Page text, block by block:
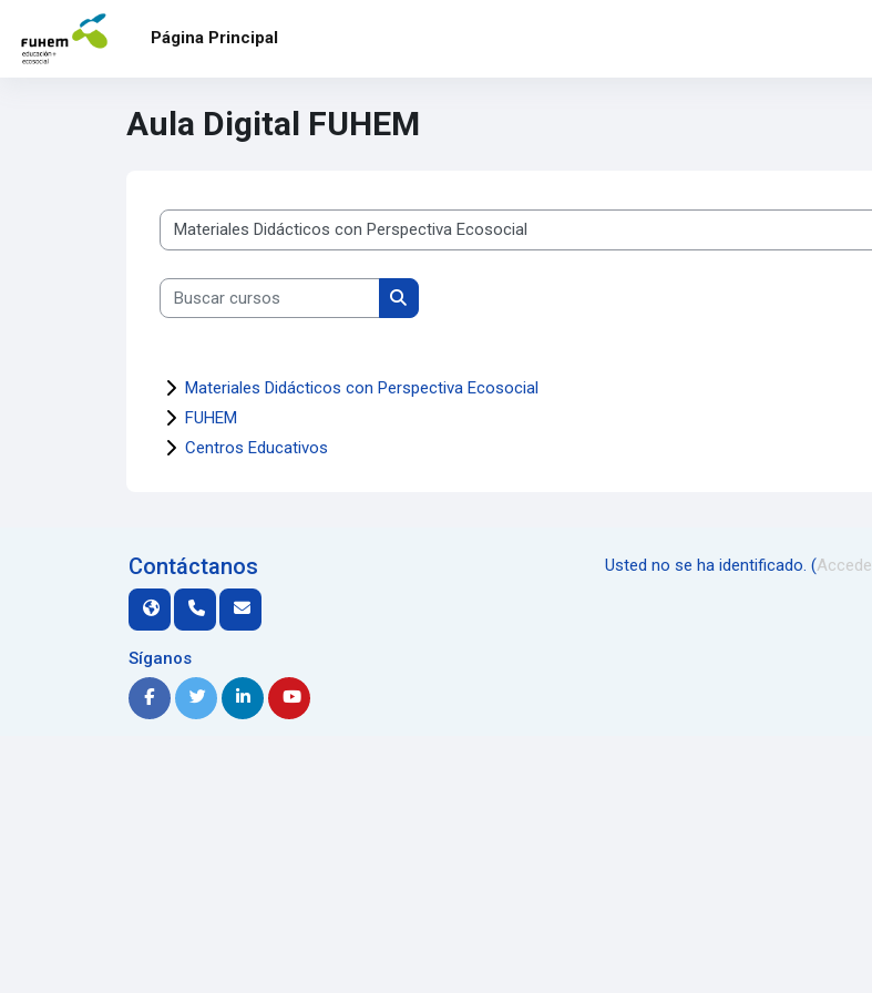
Salta al contenido principal
Página Principal
Aula Digital FUHEM
Categorías
Buscar cursos
Buscar cursos
Materiales Didácticos con Perspectiva Ecosocial
FUHEM
Centros Educativos
Contáctanos
Síganos
Usted no se ha identificado. (